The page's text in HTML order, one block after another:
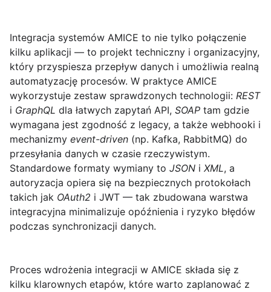
Integracja systemów AMICE to nie tylko połączenie
kilku aplikacji — to projekt techniczny i organizacyjny,
który przyspiesza przepływ danych i umożliwia realną
automatyzację procesów. W praktyce AMICE
wykorzystuje zestaw sprawdzonych technologii: REST
i GraphQL dla łatwych zapytań API, SOAP tam gdzie
wymagana jest zgodność z legacy, a także webhooki i
mechanizmy event-driven (np. Kafka, RabbitMQ) do
przesyłania danych w czasie rzeczywistym.
Standardowe formaty wymiany to JSON i XML, a
autoryzacja opiera się na bezpiecznych protokołach
takich jak OAuth2 i JWT — tak zbudowana warstwa
integracyjna minimalizuje opóźnienia i ryzyko błędów
podczas synchronizacji danych.
Proces wdrożenia integracji w AMICE składa się z
kilku klarownych etapów, które warto zaplanować z